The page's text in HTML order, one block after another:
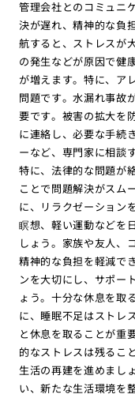
管理会社とのコミュニ
決が遅れ、精神的な負
航すると、ストレスが
の発生などが原因で健
が増えます。特に、ア
問題です。水漏れ事故
要です。被害の拡大を
に連絡し、必要な手続
ーなど、専門家に相談
特に、法律的な問題が
ことで問題解決がスム
に、リラクゼーション
瞑想、軽い運動などを
しょう。家族や友人、
精神的な負担を軽減で
ンを大切にし、サポー
ょう。十分な休息を取
に、睡眠不足はストレ
と休息を取ることが重
的なストレスは残るこ
生活の再建を進めまし
い、新たな生活環境を